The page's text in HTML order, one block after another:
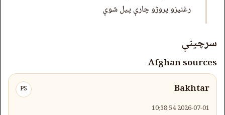
رغنیزو پروژو چارې پیل شوې
سرچینې
Afghan sources
Bakhtar
PS
2026-07-01 10:38:54